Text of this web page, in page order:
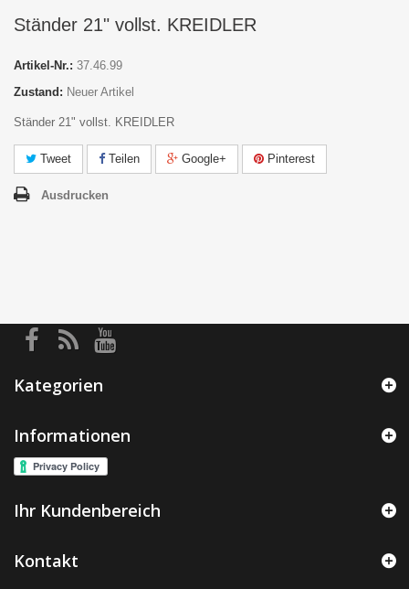
Ständer 21" vollst. KREIDLER
Artikel-Nr.: 37.46.99
Zustand: Neuer Artikel
Ständer 21" vollst. KREIDLER
Tweet Teilen Google+ Pinterest
Ausdrucken
Kategorien
Informationen
Ihr Kundenbereich
Kontakt